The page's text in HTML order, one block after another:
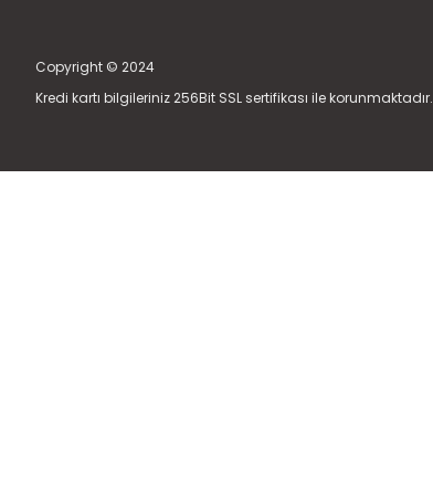
Copyright © 2024
Kredi kartı bilgileriniz 256Bit SSL sertifikası ile korunmaktadır.